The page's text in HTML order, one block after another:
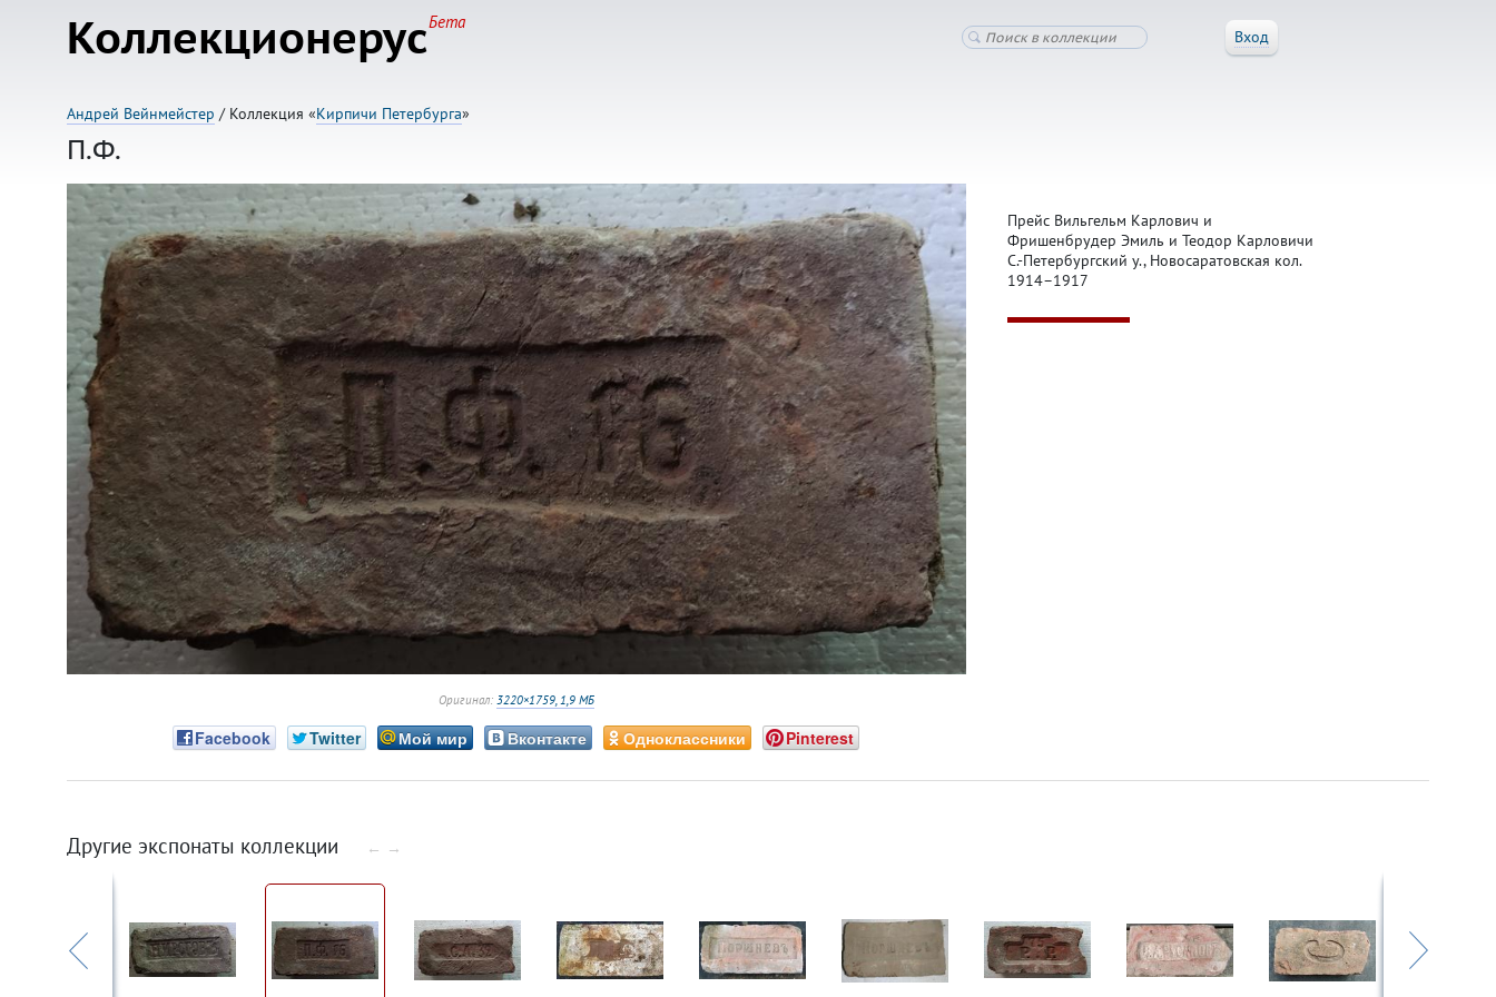
КоллекционерусБета
Вход
Андрей Вейнмейстер / Коллекция «Кирпичи Петербурга»
П.Ф.
Оригинал: 3220×1759, 1,9 МБ
Facebook Twitter Мой мир Вконтакте Одноклассники Pinterest
Прейс Вильгельм Карлович и
Фришенбрудер Эмиль и Теодор Карловичи
С.-Петербургский у., Новосаратовская кол.
1914–1917
Другие экспонаты коллекции ← →